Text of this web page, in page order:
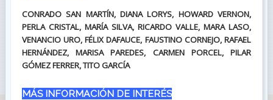
CONRADO SAN MARTÍN, DIANA LORYS, HOWARD VERNON,
PERLA CRISTAL, MARÍA SILVA, RICARDO VALLE, MARA LASO,
VENANCIO URO, FÉLIX DAFAUCE, FAUSTINO CORNEJO, RAFAEL
HERNÁNDEZ, MARISA PAREDES, CARMEN PORCEL, PILAR
GÓMEZ FERRER, TITO GARCÍA
MÁS INFORMACIÓN DE INTERÉS